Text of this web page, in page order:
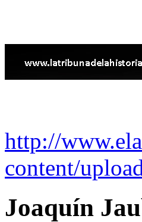
http://
content/
Joaquín